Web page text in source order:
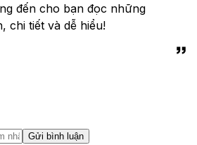
đến cho bạn đọc những
chi tiết và dễ hiểu!
Gửi bình luận